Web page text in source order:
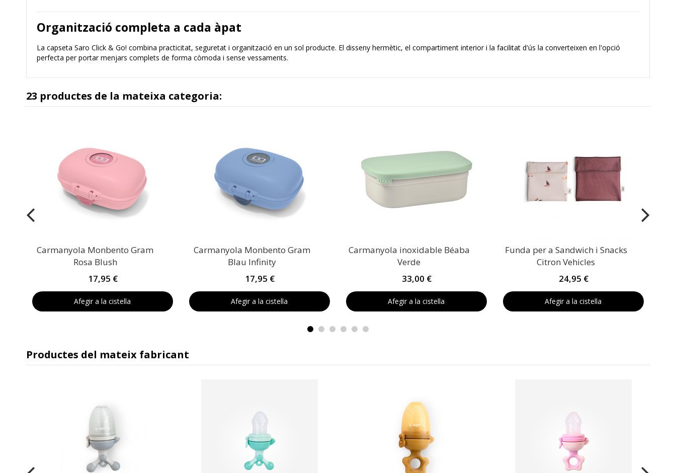
Organització completa a cada àpat
La capseta Saro Click & Go! combina practicitat, seguretat i organització en un sol producte. El disseny hermètic, el compartiment interior i la facilitat d'ús la converteixen en l'opció
perfecta per portar menjars complets de forma còmoda i sense vessaments.
23 productes de la mateixa categoria:
Carmanyola Monbento Gram
Rosa Blush
17,95 €
Afegir a la cistella
Carmanyola Monbento Gram
Blau Infinity
17,95 €
Afegir a la cistella
Carmanyola inoxidable Béaba
Verde
33,00 €
Afegir a la cistella
Funda per a Sandwich i Snacks
Citron Vehicles
24,95 €
Afegir a la cistella
Productes del mateix fabricant